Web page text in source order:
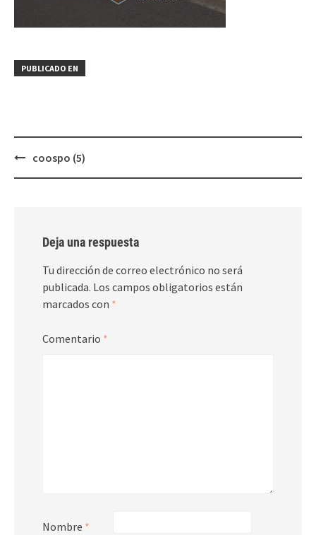
PUBLICADO EN
Navegación
coospo (5)
Deja una respuesta
Tu dirección de correo electrónico no será
publicada. Los campos obligatorios están
marcados con *
Comentario *
Nombre *